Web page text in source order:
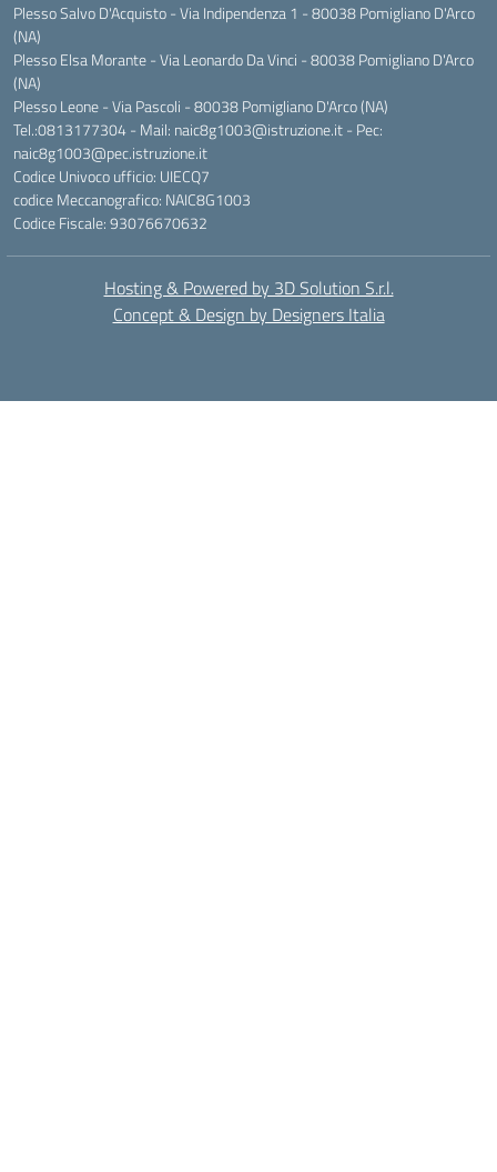
Plesso Salvo D'Acquisto - Via Indipendenza 1 - 80038 Pomigliano D'Arco
(NA)
Plesso Elsa Morante - Via Leonardo Da Vinci - 80038 Pomigliano D'Arco
(NA)
Plesso Leone - Via Pascoli - 80038 Pomigliano D'Arco (NA)
Tel.:0813177304 - Mail: naic8g1003@istruzione.it - Pec:
naic8g1003@pec.istruzione.it
Codice Univoco ufficio: UIECQ7
codice Meccanografico: NAIC8G1003
Codice Fiscale: 93076670632
Hosting & Powered by 3D Solution S.r.l.
Concept & Design by Designers Italia